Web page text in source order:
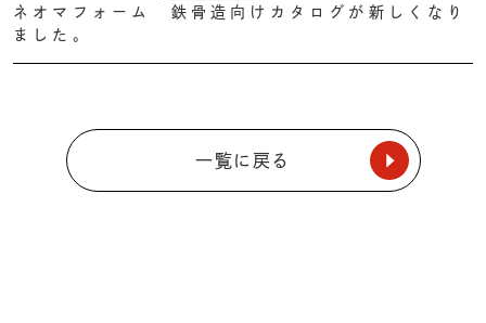
ネオマフォーム 鉄骨造向けカタログが新しくなり
ました。
一覧に戻る